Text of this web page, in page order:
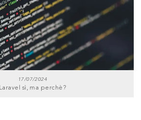
17/07/2024
Laravel sì, ma perchè?